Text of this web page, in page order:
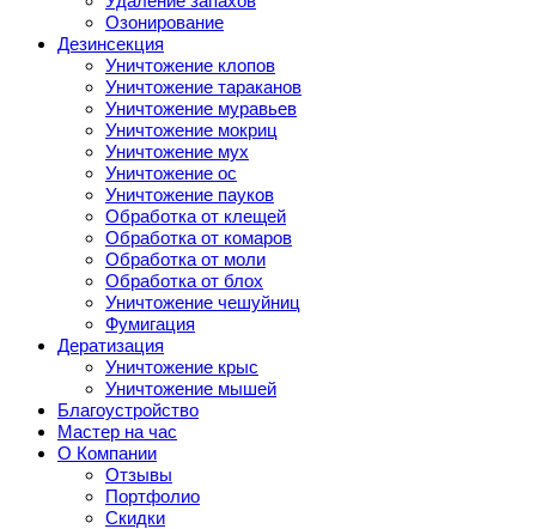
Озонирование
Дезинсекция
Уничтожение клопов
Уничтожение тараканов
Уничтожение муравьев
Уничтожение мокриц
Уничтожение мух
Уничтожение ос
Уничтожение пауков
Обработка от клещей
Обработка от комаров
Обработка от моли
Обработка от блох
Уничтожение чешуйниц
Фумигация
Дератизация
Уничтожение крыс
Уничтожение мышей
Благоустройство
Мастер на час
О Компании
Отзывы
Портфолио
Скидки